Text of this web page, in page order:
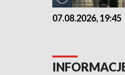
07.08.2026, 19:45